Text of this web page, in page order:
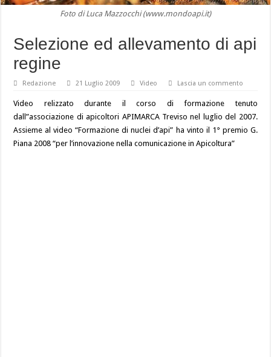
Foto di Luca Mazzocchi (www.mondoapi.it)
Selezione ed allevamento di api
regine
Redazione 21 Luglio 2009 Video Lascia un commento
Video relizzato durante il corso di formazione tenuto
dall”associazione di apicoltori APIMARCA Treviso nel luglio del 2007.
Assieme al video “Formazione di nuclei d’api” ha vinto il 1° premio G.
Piana 2008 “per l’innovazione nella comunicazione in Apicoltura”